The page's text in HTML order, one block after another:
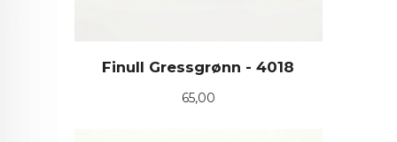
Finull Gressgrønn - 4018
Pris
65,00